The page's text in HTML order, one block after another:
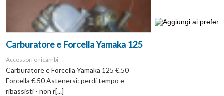
Carburatore e Forcella Yamaka 125
Accessori e ricambi
Carburatore e Forcella Yamaka 125 €.50
Forcella €.50 Astenersi: perdi tempo e
ribassisti - non r[...]